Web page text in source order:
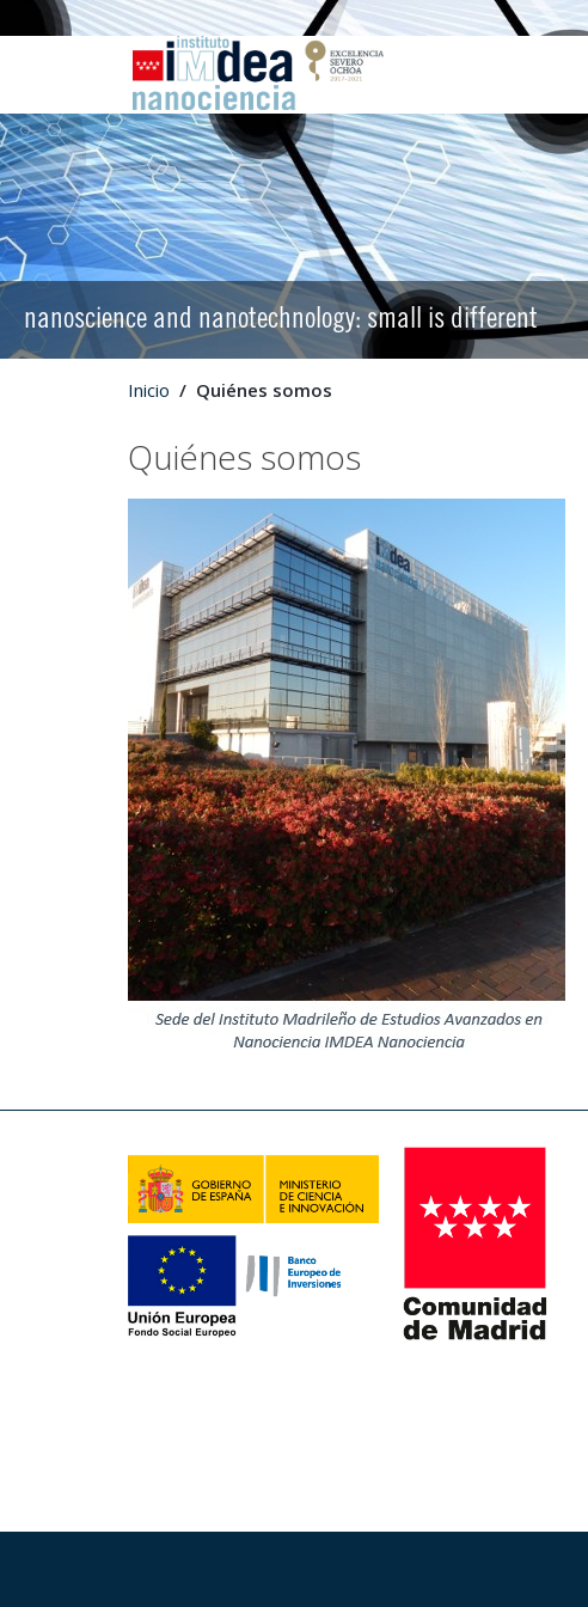
nanoscience and nanotechnology: small is different
Inicio Quiénes somos
Quiénes somos